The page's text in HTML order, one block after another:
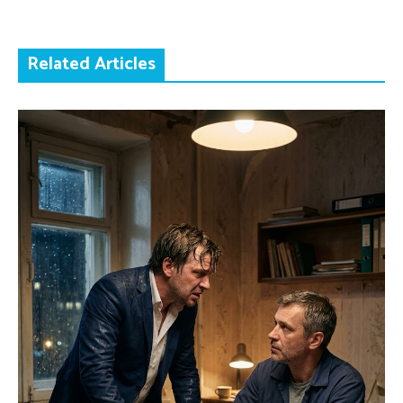
Related Articles